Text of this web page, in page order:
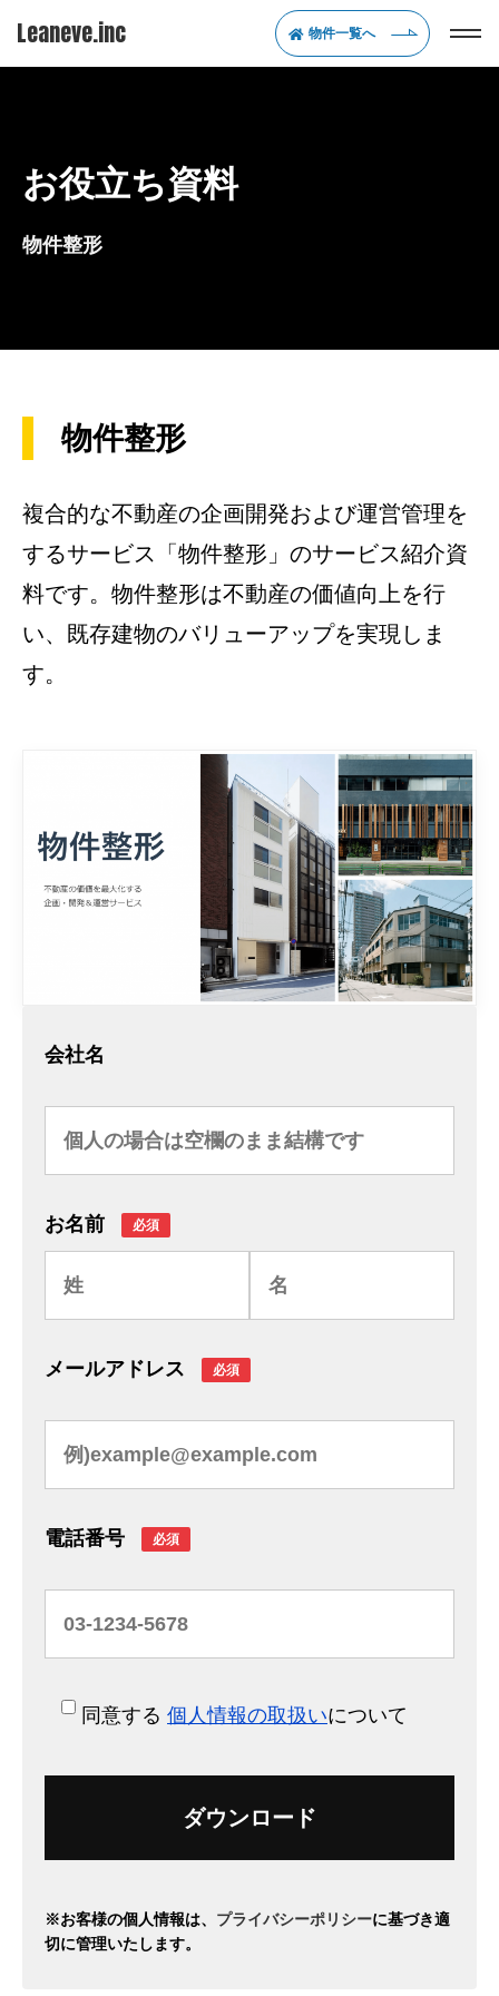
Leaneve.inc 物件一覧へ
お役立ち資料
物件整形
物件整形
複合的な不動産の企画開発および運営管理を
するサービス「物件整形」のサービス紹介資
料です。物件整形は不動産の価値向上を行
い、既存建物のバリューアップを実現しま
す。
会社名
お名前 必須
メールアドレス 必須
電話番号 必須
同意する 個人情報の取扱いについて
※お客様の個人情報は、 プライバシーポリシーに基づき適
切に管理いたします。